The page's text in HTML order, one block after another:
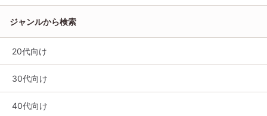
ジャンルから検索
20代向け
30代向け
40代向け